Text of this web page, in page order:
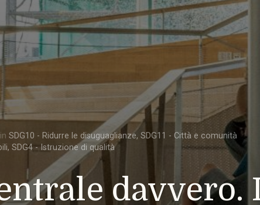
SDG10 - Ridurre le disuguaglianze, SDG11 - Città e comunità
, SDG4 - Istruzione di qualità
davvero.